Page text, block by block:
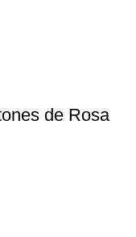
de Rosa